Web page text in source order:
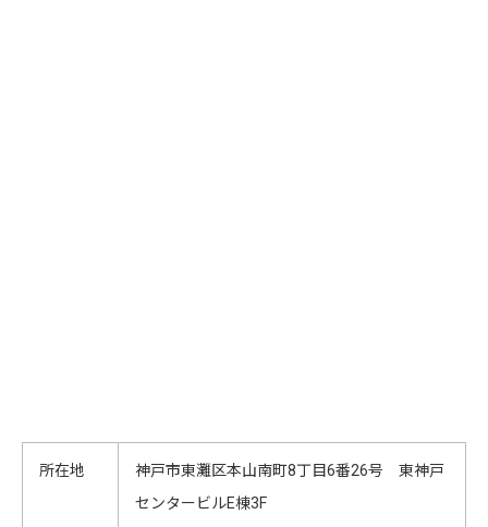
所在地
神戸市東灘区本山南町8丁目6番26号 東神戸
センタービルE棟3F